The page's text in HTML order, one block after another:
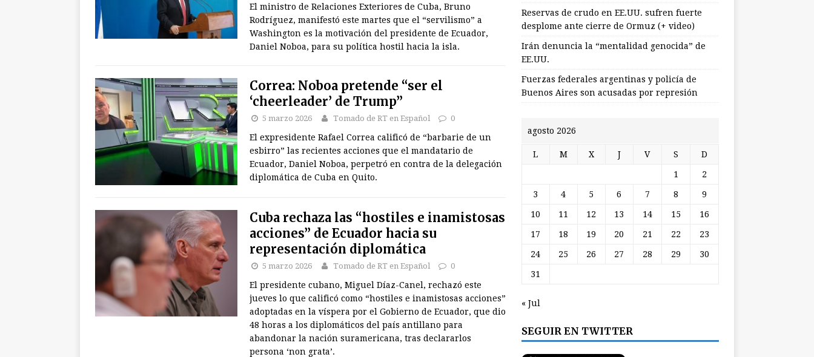
El ministro de Relaciones Exteriores de Cuba, Bruno
Rodríguez, manifestó este martes que el “servilismo” a
Washington es la motivación del presidente de Ecuador,
Daniel Noboa, para su política hostil hacia la isla.
Correa: Noboa pretende “ser el
‘cheerleader’ de Trump”
5 marzo 2026 Tomado de RT en Español 0
El expresidente Rafael Correa calificó de “barbarie de un
esbirro” las recientes acciones que el mandatario de
Ecuador, Daniel Noboa, perpetró en contra de la delegación
diplomática de Cuba en Quito.
Cuba rechaza las “hostiles e inamistosas
acciones” de Ecuador hacia su
representación diplomática
5 marzo 2026 Tomado de RT en Español 0
El presidente cubano, Miguel Díaz-Canel, rechazó este
jueves lo que calificó como “hostiles e inamistosas acciones”
adoptadas en la víspera por el Gobierno de Ecuador, que dio
48 horas a los diplomáticos del país antillano para
abandonar la nación suramericana, tras declararlos
persona ‘non grata’.
Reservas de crudo en EE.UU. sufren fuerte
desplome ante cierre de Ormuz (+ video)
Irán denuncia la “mentalidad genocida” de
EE.UU.
Fuerzas federales argentinas y policía de
Buenos Aires son acusadas por represión
agosto 2026
L M X J V S D
1 2
3 4 5 6 7 8 9
10 11 12 13 14 15 16
17 18 19 20 21 22 23
24 25 26 27 28 29 30
31
« Jul
SEGUIR EN TWITTER